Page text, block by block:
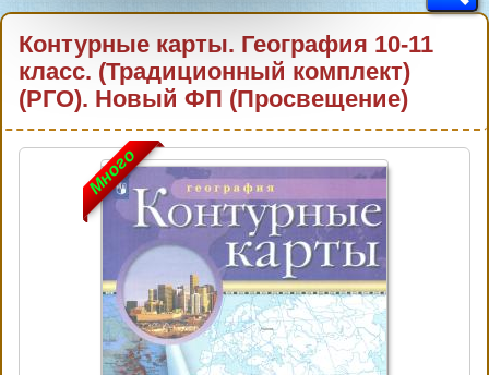
Контурные карты. География 10-11
класс. (Традиционный комплект)
(РГО). Новый ФП (Просвещение)
Много